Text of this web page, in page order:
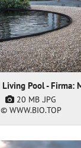
20 MB .JPG
© WWW.BIO.TOP